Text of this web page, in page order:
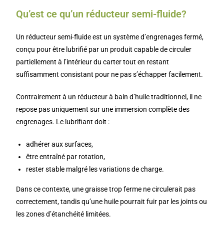
Qu’est ce qu’un réducteur semi-fluide?
Un réducteur semi-fluide est un système d’engrenages fermé,
conçu pour être lubrifié par un produit capable de circuler
partiellement à l’intérieur du carter tout en restant
suffisamment consistant pour ne pas s’échapper facilement.
Contrairement à un réducteur à bain d’huile traditionnel, il ne
repose pas uniquement sur une immersion complète des
engrenages. Le lubrifiant doit :
adhérer aux surfaces,
être entraîné par rotation,
rester stable malgré les variations de charge.
Dans ce contexte, une graisse trop ferme ne circulerait pas
correctement, tandis qu’une huile pourrait fuir par les joints ou
les zones d’étanchéité limitées.